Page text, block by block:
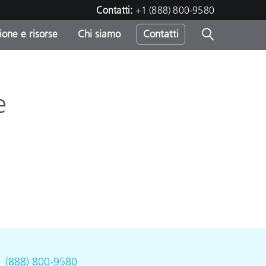
Contatti: +1 (888) 800-9580
e risorse Chi siamo Contatti
(888) 800-9580